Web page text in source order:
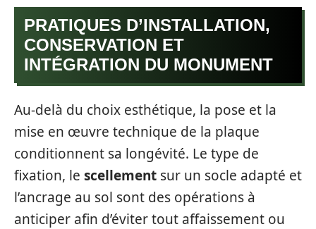
PRATIQUES D’INSTALLATION,
CONSERVATION ET
INTÉGRATION DU MONUMENT
Au-delà du choix esthétique, la pose et la
mise en œuvre technique de la plaque
conditionnent sa longévité. Le type de
fixation, le scellement sur un socle adapté et
l’ancrage au sol sont des opérations à
anticiper afin d’éviter tout affaissement ou